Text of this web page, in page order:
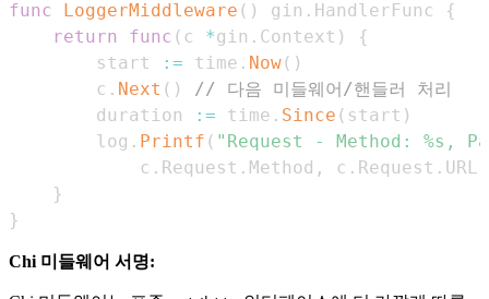
func
LoggerMiddleware ( ) gin . HandlerFunc
{
return
func ( c *gin . Context )
{
        start
:= time . Now( )
        c
. Next ( )
// 다음 미들웨어/핸들러 처리
        duration
:= time . Since ( start )
        log
. Printf ( "Request - Method: %s,
            c
. Request . Method , c . Request . URL
}
}
Chi 미들웨어 서명: